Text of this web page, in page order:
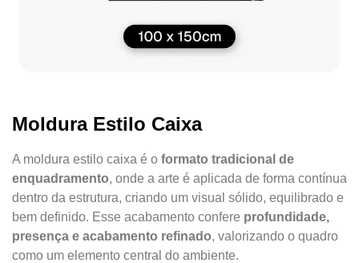
Moldura Estilo Caixa
A moldura estilo caixa é o formato tradicional de
enquadramento, onde a arte é aplicada de forma contínua
dentro da estrutura, criando um visual sólido, equilibrado e
bem definido. Esse acabamento confere profundidade,
presença e acabamento refinado, valorizando o quadro
como um elemento central do ambiente.